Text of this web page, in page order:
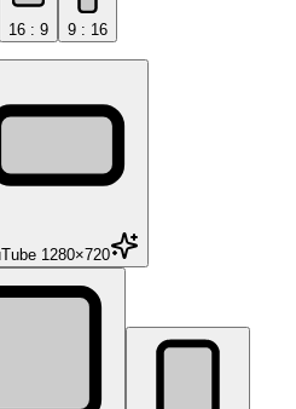
16 : 9 9 : 16
1280×720